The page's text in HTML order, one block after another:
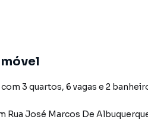
com 3 quartos, 6 vagas e 2
Rua José Marcos De